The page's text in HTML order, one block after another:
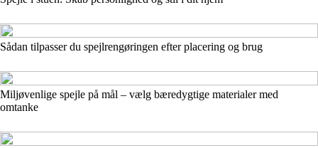
Sådan tilpasser du spejlrengøringen efter placering og brug
Miljøvenlige spejle på mål – vælg bæredygtige materialer med
omtanke